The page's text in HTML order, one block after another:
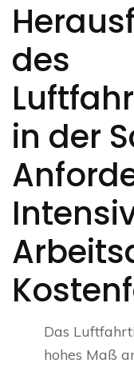
des
in der
Das
hohes Maß